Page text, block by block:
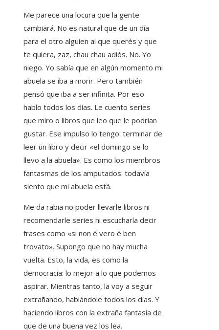
Me parece una locura que la gente
cambiará. No es natural que de un día
para el otro alguien al que querés y que
te quiera, zaz, chau chau adiós. No. Yo
niego. Yo sabía que en algún momento mi
abuela se iba a morir. Pero también
pensó que iba a ser infinita. Por eso
hablo todos los días. Le cuento series
que miro o libros que leo que le podrian
gustar. Ese impulso lo tengo: terminar de
leer un libro y decir «el domingo se lo
llevo a la abuela». Es como los miembros
fantasmas de los amputados: todavía
siento que mi abuela está.
Me da rabia no poder llevarle libros ni
recomendarle series ni escucharla decir
frases como «si non è vero è ben
trovato». Supongo que no hay mucha
vuelta. Esto, la vida, es como la
democracia: lo mejor a lo que podemos
aspirar. Mientras tanto, la voy a seguir
extrañando, hablándole todos los días. Y
haciendo libros con la extraña fantasía de
que de una buena vez los lea.